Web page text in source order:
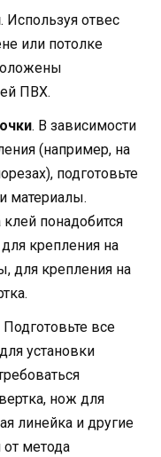
. Используя отвес
или потолке
ПВХ.
. В зависимости
(например, на
подготовьте
материалы.
понадобится
крепления на
для крепления на
Подготовьте все
установки
нож для
линейка и другие
метода